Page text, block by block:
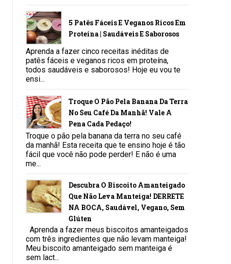
5 Patês Fáceis E Veganos Ricos Em
Proteína | Saudáveis E Saborosos
Aprenda a fazer cinco receitas inéditas de
patês fáceis e veganos ricos em proteína,
todos saudáveis e saborosos! Hoje eu vou te
ensi...
Troque O Pão Pela Banana Da Terra
No Seu Café Da Manhã! Vale A
Pena Cada Pedaço!
Troque o pão pela banana da terra no seu café
da manhã! Esta receita que te ensino hoje é tão
fácil que você não pode perder! E não é uma
me...
Descubra O Biscoito Amanteigado
Que Não Leva Manteiga! DERRETE
NA BOCA, Saudável, Vegano, Sem
Glúten
Aprenda a fazer meus biscoitos amanteigados
com três ingredientes que não levam manteiga!
Meu biscoito amanteigado sem manteiga é
sem lact...